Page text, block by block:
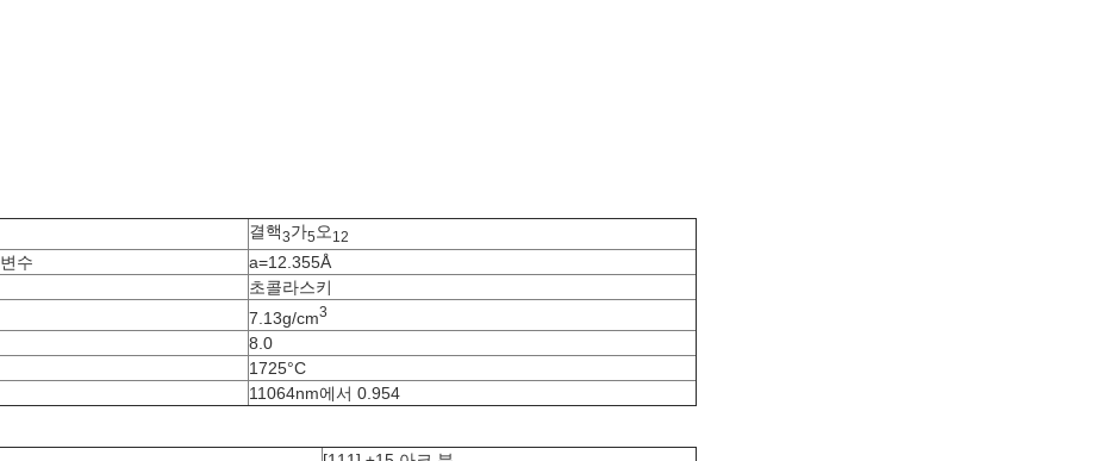
결핵3가5 오 12
수
a=12.355Å
초콜라스키
7.13g/cm3
8.0
1725°C
11064nm에서 0.954